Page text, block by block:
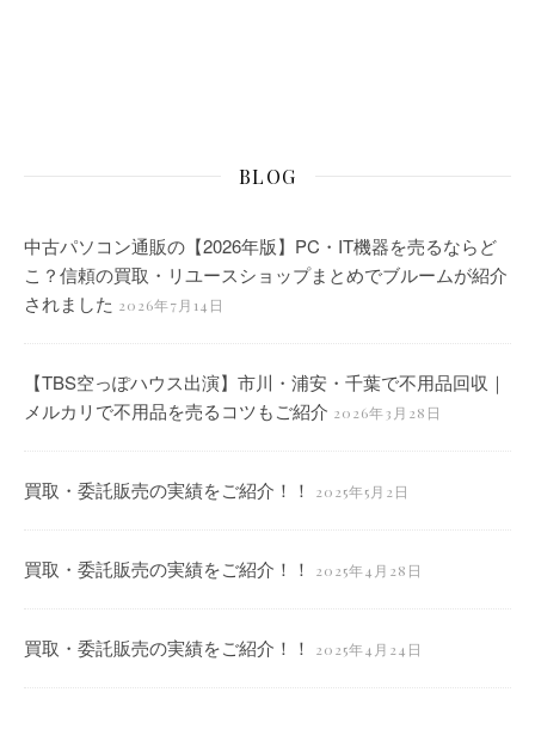
BLOG
中古パソコン通販の【2026年版】PC・IT機器を売るならど
こ？信頼の買取・リユースショップまとめでブルームが紹介
されました 2026年7月14日
【TBS空っぽハウス出演】市川・浦安・千葉で不用品回収｜
メルカリで不用品を売るコツもご紹介 2026年3月28日
買取・委託販売の実績をご紹介！！ 2025年5月2日
買取・委託販売の実績をご紹介！！ 2025年4月28日
買取・委託販売の実績をご紹介！！ 2025年4月24日